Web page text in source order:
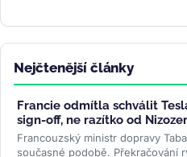
Nejčtenější články
Francie odmítla schválit
sign-off, ne razítko od
Francouzský ministr dopravy
současné podobě. Překračování